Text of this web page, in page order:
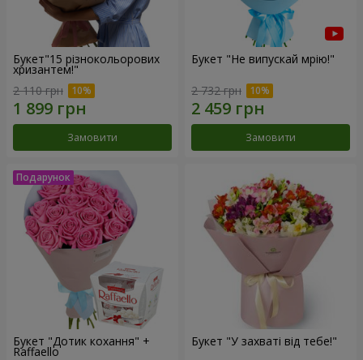
Букет"15 різнокольорових
хризантем!"
2 110 грн
Замовити
Букет "Не випускай мрію!"
2 732 грн
Замовити
Букет "Дотик кохання" +
Raffaello
Букет "У захваті від тебе!"